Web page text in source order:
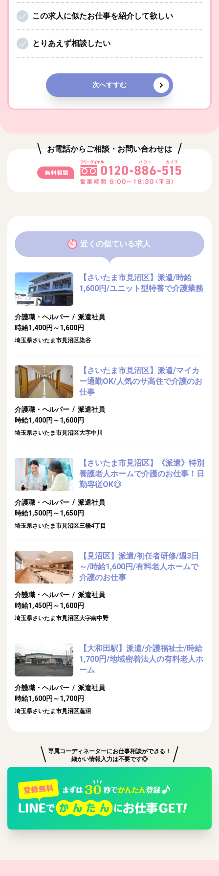
この求人に似たお仕事を紹介して欲しい
とりあえず相談したい
次へすすむ
お電話からご相談・お問い合わせは
近くの似ている求人
【さいたま市見沼区】派遣/時給
1,600円/ユニット型特養で介護業務
介護職・ヘルパー / 派遣社員
時給1,400円～1,600円
埼玉県さいたま市見沼区染谷
【さいたま市見沼区】派遣/マイカ
ー通勤OK/人気のサ高住で介護のお
仕事
介護職・ヘルパー / 派遣社員
時給1,400円～1,600円
埼玉県さいたま市見沼区大字中川
【さいたま市見沼区】《派遣》特別
養護老人ホームで介護のお仕事！日
勤専従OK◎
介護職・ヘルパー / 派遣社員
時給1,500円～1,650円
埼玉県さいたま市見沼区三橋4丁目
【見沼区】派遣/初任者研修/週3日
～/時給1,600円/有料老人ホームで
介護のお仕事
介護職・ヘルパー / 派遣社員
時給1,450円～1,600円
埼玉県さいたま市見沼区大字南中野
【大和田駅】派遣/介護福祉士/時給
1,700円/地域密着法人の有料老人ホ
ーム
介護職・ヘルパー / 派遣社員
時給1,600円～1,700円
埼玉県さいたま市見沼区蓮沼
専属コーディネーターにお仕事相談ができる！
細かい情報入力は不要です◎